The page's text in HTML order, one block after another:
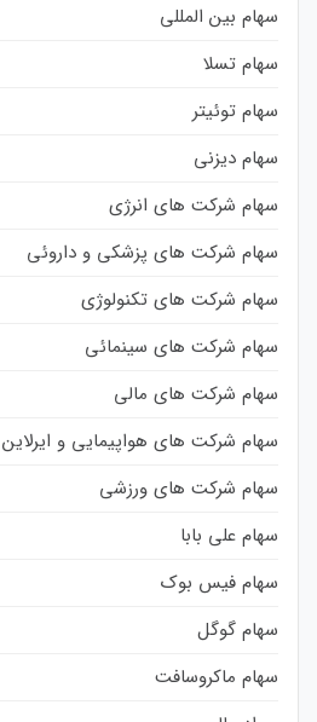
سهام بین المللی
سهام تسلا
سهام توئیتر
سهام دیزنی
سهام شرکت های انرژی
سهام شرکت های پزشکی و داروئی
سهام شرکت های تکنولوژی
سهام شرکت های سینمائی
سهام شرکت های مالی
سهام شرکت های هواپیمایی و ایرلاین
سهام شرکت های ورزشی
سهام علی بابا
سهام فیس بوک
سهام گوگل
سهام ماکروسافت